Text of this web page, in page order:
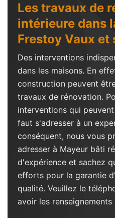
Les travaux de
intérieure dans
Frestoy Vaux et
Des interventions
dans les maisons. En
construction peuvent
travaux de rénovation.
interventions qui
faut s'adresser à un
conséquent, nous vous
adresser à Mayeur bâti
d'expérience et sachez
efforts pour la garantie
qualité. Veuillez le
avoir les renseignements